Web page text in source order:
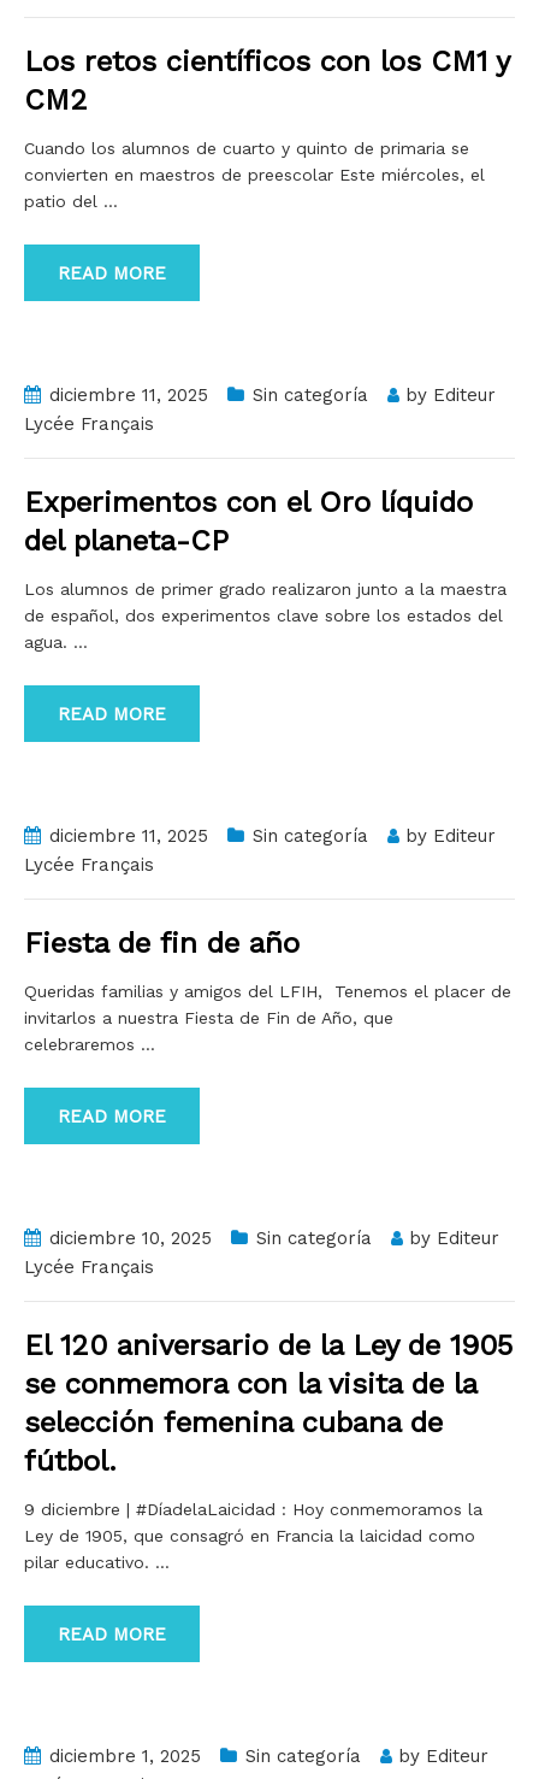
Los retos científicos con los CM1 y
CM2
Cuando los alumnos de cuarto y quinto de primaria se
convierten en maestros de preescolar Este miércoles, el
patio del …
READ MORE
diciembre 11, 2025 Sin categoría by Editeur
Lycée Français
Experimentos con el Oro líquido
del planeta-CP
Los alumnos de primer grado realizaron junto a la maestra
de español, dos experimentos clave sobre los estados del
agua. …
READ MORE
diciembre 11, 2025 Sin categoría by Editeur
Lycée Français
Fiesta de fin de año
Queridas familias y amigos del LFIH, Tenemos el placer de
invitarlos a nuestra Fiesta de Fin de Año, que
celebraremos …
READ MORE
diciembre 10, 2025 Sin categoría by Editeur
Lycée Français
El 120 aniversario de la Ley de 1905
se conmemora con la visita de la
selección femenina cubana de
fútbol.
9 diciembre | #DíadelaLaicidad : Hoy conmemoramos la
Ley de 1905, que consagró en Francia la laicidad como
pilar educativo. …
READ MORE
diciembre 1, 2025 Sin categoría by Editeur